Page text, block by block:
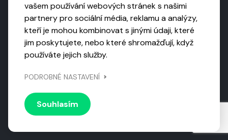
Toto dílo podléhá licenci CC BY-NC-ND
Uveďte původ, neužívejte komerčně, nezpracovávejte.
Národní knihovnou ČR
© 2026 Visiongame. Všechna práva vyhrazena.
ochrany soukromí
vašem používání webových stránek s našimi
partnery pro sociální média, reklamu a analýzy,
kteří je mohou kombinovat s jinými údaji, které
jim poskytujete, nebo které shromažďují, když
používáte jejich služby.
PODROBNÉ NASTAVENÍ
Souhlasím